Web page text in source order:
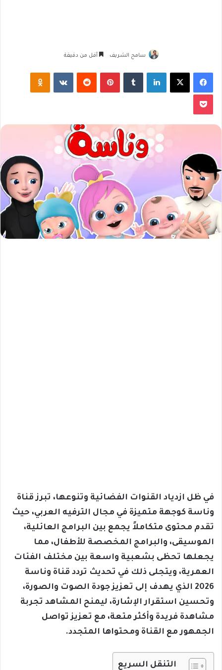
سامح الشريف أقل من دقيقة
فيسبوك لينكدإن بينتيريست
في ظل ازدياد القنوات الفضائية وتنوعها، تبرز قناة
وناسة كوجهة متميزة في مجال الترفيه العربي، حيث
تقدم محتوى متكاملاً يجمع بين البرامج العائلية،
الموسيقى، والبرامج المخصصة للأطفال، مما
يجعلها تحظى بشعبية واسعة بين مختلف الفئات
العمرية، ويتجلى ذلك في تحديث تردد قناة وناسة
2026 الذي يهدف إلى تعزيز جودة الصوت والصورة،
وتحسين استقرار الإشارة، ليمنح المشاهد تجربة
مشاهدة فريدة وأكثر متعة، مع تعزيز تواصل
الجمهور مع القناة ومحتواها المتجدد.
التنقل السريع